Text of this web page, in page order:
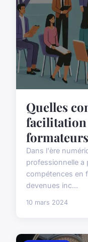
Quelles
facilitation
Dans l'ère
professionnelle a
compétences en
devenues inc...
10 mars 2024